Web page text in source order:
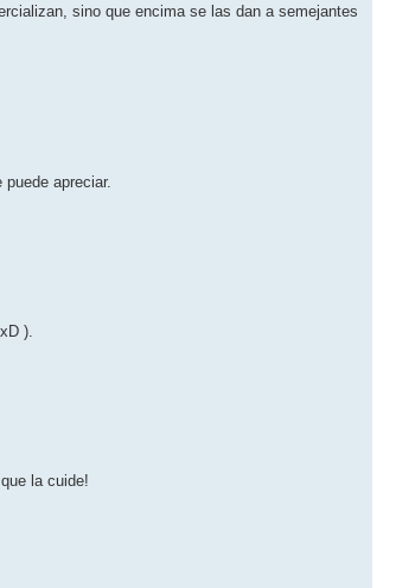
sino que encima se las dan a semejantes
apreciar.
).
la cuide!